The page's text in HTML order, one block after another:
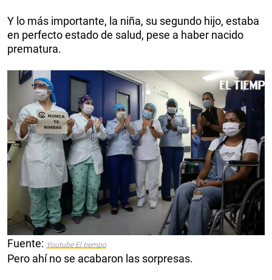
Y lo más importante, la niña, su segundo hijo, estaba
en perfecto estado de salud, pese a haber nacido
prematura.
Fuente: Youtube El tiempo
Pero ahí no se acabaron las sorpresas.